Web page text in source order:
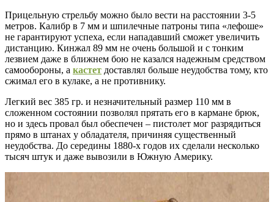
Прицельную стрельбу можно было вести на расстоянии 3-5
метров. Калибр в 7 мм и шпилечные патроны типа «лефоше»
не гарантируют успеха, если нападавший сможет увеличить
дистанцию. Кинжал 89 мм не очень большой и с тонким
лезвием даже в ближнем бою не казался надежным средством
самообороны, а кастет доставлял больше неудобства тому, кто
сжимал его в кулаке, а не противнику.
Легкий вес 385 гр. и незначительный размер 110 мм в
сложенном состоянии позволял прятать его в кармане брюк,
но и здесь провал был обеспечен – пистолет мог разрядиться
прямо в штанах у обладателя, причиняя существенный
неудобства. До середины 1880-х годов их сделали несколько
тысяч штук и даже вывозили в Южную Америку.